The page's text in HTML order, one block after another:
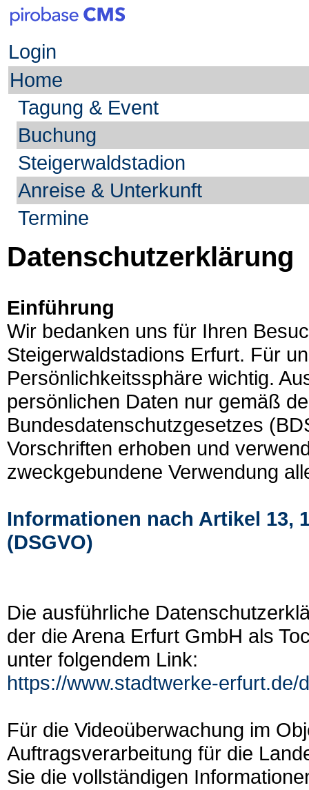
Login
Home
Tagung & Event
Buchung
Steigerwaldstadion
Anreise & Unterkunft
Termine
Datenschutzerklärung
Einführung
Wir bedanken uns für Ihren
Steigerwaldstadions Erfurt. Für
Persönlichkeitssphäre wichtig.
persönlichen Daten nur gemäß
Bundesdatenschutzgesetzes
Vorschriften erhoben und
zweckgebundene Verwendung
Informationen nach Artikel 13,
(DSGVO)
Die ausführliche
der die Arena Erfurt GmbH als
unter folgendem Link:
https://www.stadtwerke-erfurt.de/
Für die Videoüberwachung im
Auftragsverarbeitung für die
Sie die vollständigen